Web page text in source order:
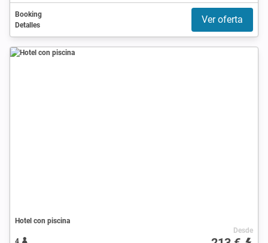
Booking
Detalles
Ver oferta
Hotel con piscina
4
Desde